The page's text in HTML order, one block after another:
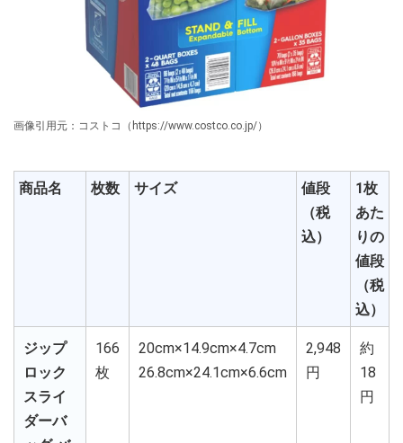
画像引用元：コストコ（https://www.costco.co.jp/）
商品名 枚数 サイズ
値段
（税
込）
1枚
あた
りの
値段
（税
込）
ジップ
ロック
スライ
ダーバ
166
枚
20cm×14.9cm×4.7cm
26.8cm×24.1cm×6.6cm
2,948
円
約
18
円